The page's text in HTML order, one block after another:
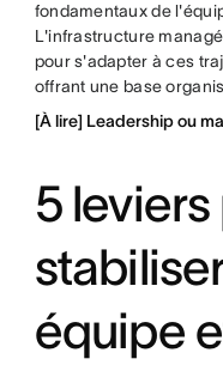
fondamentaux de
L'infrastructure
pour s'adapter à ces
offrant une base
[À lire] Leadership ou
5
équipe